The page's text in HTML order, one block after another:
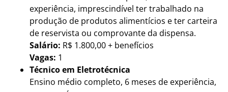
experiência, imprescindível ter trabalhado na
produção de produtos alimentícios e ter carteira
de reservista ou comprovante da dispensa.
Salário: R$ 1.800,00 + benefícios
Vagas: 1
Técnico em Eletrotécnica
Ensino médio completo, 6 meses de experiência,